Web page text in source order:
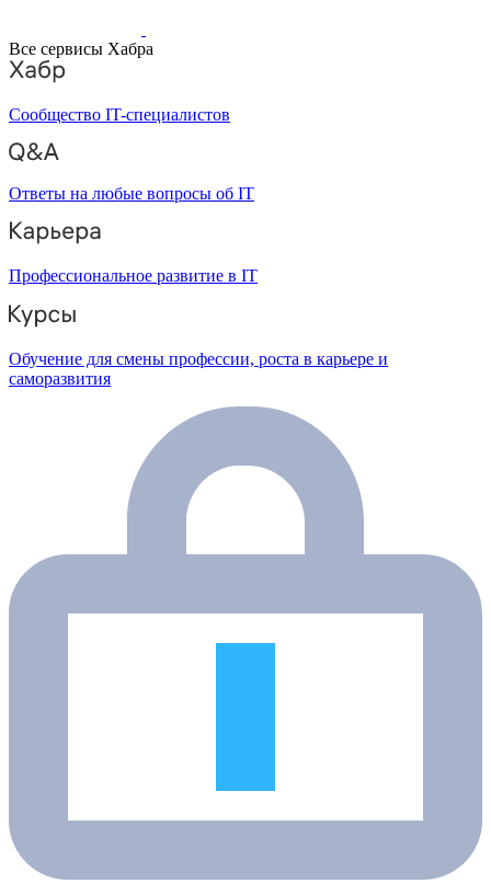
Все сервисы Хабра
Сообщество IT-специалистов
Ответы на любые вопросы об IT
Профессиональное развитие в IT
Обучение для смены профессии, роста в карьере и
саморазвития